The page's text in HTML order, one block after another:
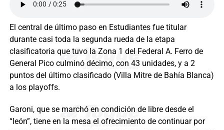
El central de último paso en Estudiantes fue titular
durante casi toda la segunda rueda de la etapa
clasificatoria que tuvo la Zona 1 del Federal A. Ferro de
General Pico culminó décimo, con 43 unidades, y a 2
puntos del último clasificado (Villa Mitre de Bahía Blanca)
a los playoffs.
Garoni, que se marchó en condición de libre desde el
“león”, tiene en la mesa el ofrecimiento de continuar por